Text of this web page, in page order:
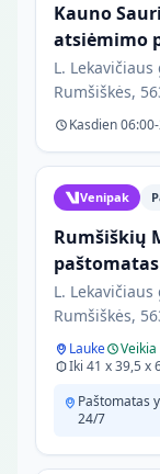
Kauno
atsiėmimo
L. Lekavičiaus
Rumšiškės,
Kasdien
Venipak
Rumšiškių
paštomatas
L. Lekavičiaus
Rumšiškės,
Lauke
Iki 41 x 39,5 x
Paštomatas
24/7